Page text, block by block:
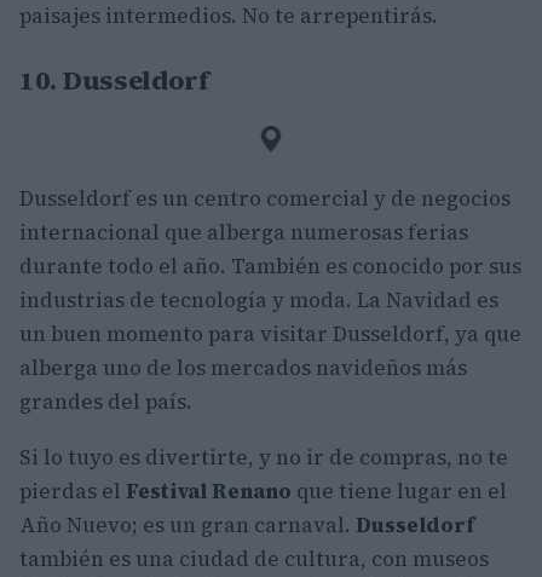
paisajes intermedios. No te arrepentirás.
10. Dusseldorf
Dusseldorf es un centro comercial y de negocios
internacional que alberga numerosas ferias
durante todo el año. También es conocido por sus
industrias de tecnología y moda. La Navidad es
un buen momento para visitar Dusseldorf, ya que
alberga uno de los mercados navideños más
grandes del país.
Si lo tuyo es divertirte, y no ir de compras, no te
pierdas el Festival Renano que tiene lugar en el
Año Nuevo; es un gran carnaval. Dusseldorf
también es una ciudad de cultura, con museos